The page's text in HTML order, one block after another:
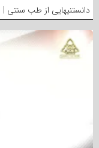
دانستنیهایی از طب سنتی